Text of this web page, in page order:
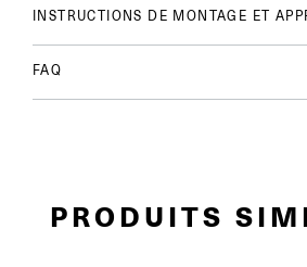
INSTRUCTIONS DE MONTAGE ET
FAQ
PRODUITS